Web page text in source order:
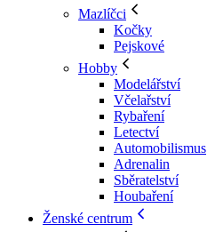
Mazlíčci
Kočky
Pejskové
Hobby
Modelářství
Včelařství
Rybaření
Letectví
Automobilismus
Adrenalin
Sběratelství
Houbaření
Ženské centrum